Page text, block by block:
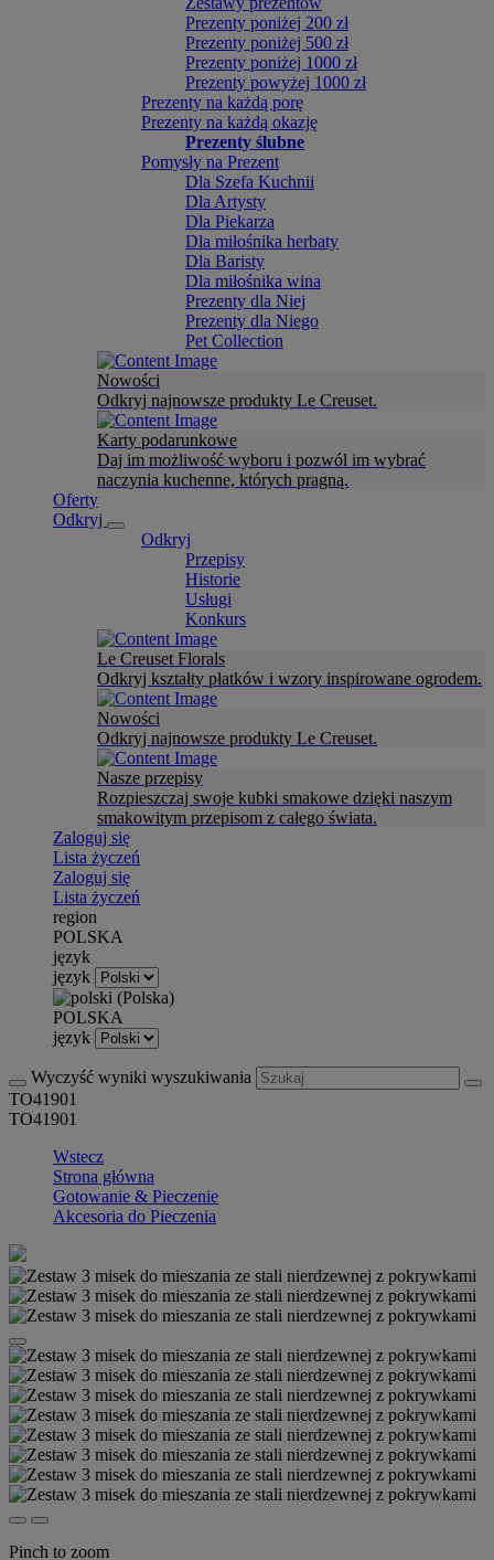
Prezenty poniżej 200 zł
Prezenty poniżej 500 zł
Prezenty poniżej 1000 zł
Prezenty powyżej 1000 zł
Prezenty na każdą porę
Prezenty na każdą okazję
Prezenty ślubne
Pomysły na Prezent
Dla Szefa Kuchnii
Dla Artysty
Dla Piekarza
Dla miłośnika herbaty
Dla Baristy
Dla miłośnika wina
Prezenty dla Niej
Prezenty dla Niego
Pet Collection
Nowości
Odkryj najnowsze produkty Le Creuset.
Karty podarunkowe
Daj im możliwość wyboru i pozwól im wybrać
naczynia kuchenne, których pragną.
Oferty
Odkryj
Odkryj
Przepisy
Historie
Usługi
Konkurs
Le Creuset Florals
Odkryj kształty płatków i wzory inspirowane ogrodem.
Nowości
Odkryj najnowsze produkty Le Creuset.
Nasze przepisy
Rozpieszczaj swoje kubki smakowe dzięki naszym
smakowitym przepisom z całego świata.
Zaloguj się
Lista życzeń
Zaloguj się
Lista życzeń
region
POLSKA
język
język
POLSKA
język
Wyczyść wyniki wyszukiwania
TO41901
TO41901
Wstecz
Strona główna
Gotowanie & Pieczenie
Akcesoria do Pieczenia
Pinch to zoom